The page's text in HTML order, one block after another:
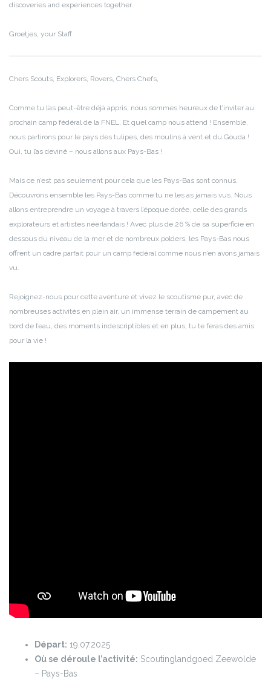
discoveries and experiences together.
Groetjes, your Staff
Chers Scouts, Explorers, Rovers, Chers Chefs,
Comme tu l’as peut-être déjà appris, nous sommes heureux de t’inviter au
prochain camp fédéral de la FNEL. Et quel camp nous attend ! Ensemble,
nous partirons pour le pays des tulipes, des moulins à vent et du Gouda !
Oui, tu l’as deviné – nous allons aux Pays-Bas !
Mais ce n’est pas seulement pour cela que les Pays-Bas sont connus.
Découvrons ensemble les Pays-Bas comme tu ne les as jamais vus. Nous
allons entreprendre un voyage à travers l’époque dorée, celle des grands
explorateurs et artistes néerlandais ! Avec plus de 26 % de sa superficie en
dessous du niveau de la mer et de nombreux polders, les Pays-Bas nous
offrent un cadre parfait pour un camp fédéral comme nous n’en avons jamais
vu.
Rejoignez-nous pour cette aventure et vivez le scoutisme pur, avec de
nombreuses activités en plein air, un immense terrain de campement au
bord de l’eau, des moments indescriptibles et en plus, tu te feras des amis
pour la vie !
Départ: 19.07.2025
Où se déroule l’activité: Scoutinglandgoed Zeewolde
– Pays-Bas